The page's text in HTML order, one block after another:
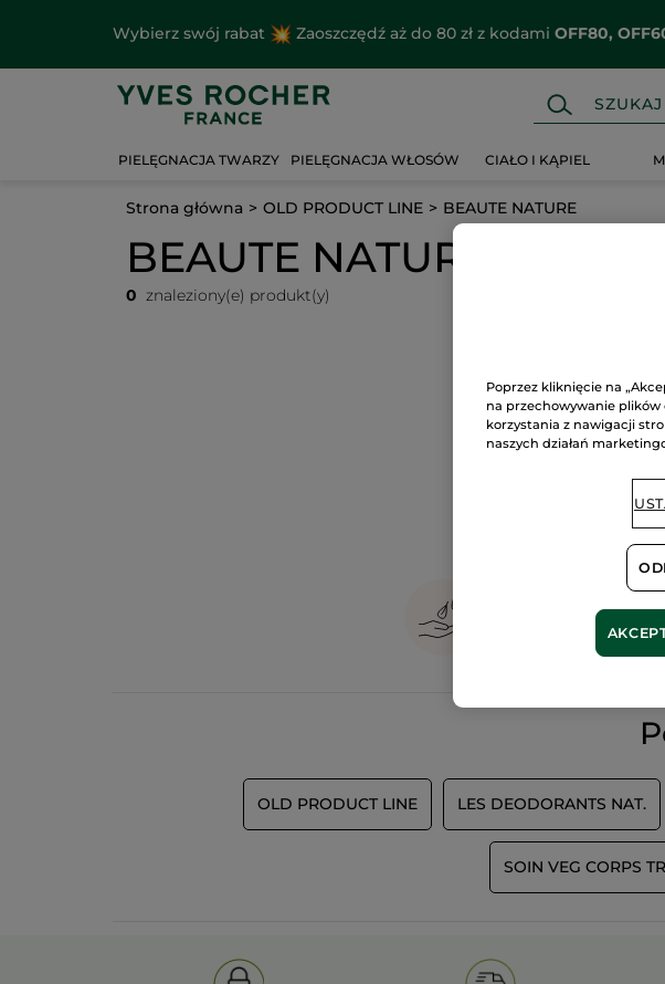
Wybierz swój rabat Zaoszczędź aż do 80 zł z kodami OFF80,
PIELĘGNACJA TWARZY PIELĘGNACJA WŁOSÓW CIAŁO I KĄPIEL
Strona główna OLD PRODUCT LINE BEAUTE NATURE
BEAUTE NATURE
0 znaleziony(e) produkt(y)
OLD PRODUCT LINE LES DEODORANTS NAT.
SOIN VEG CORPS
Poprzez kliknięcie na
na przechowywanie
korzystania z nawigacji
naszych działań